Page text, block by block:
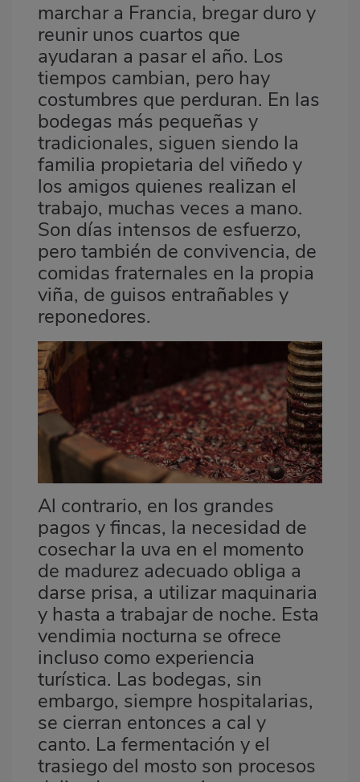
marchar a Francia, bregar duro y
reunir unos cuartos que
ayudaran a pasar el año. Los
tiempos cambian, pero hay
costumbres que perduran. En las
bodegas más pequeñas y
tradicionales, siguen siendo la
familia propietaria del viñedo y
los amigos quienes realizan el
trabajo, muchas veces a mano.
Son días intensos de esfuerzo,
pero también de convivencia, de
comidas fraternales en la propia
viña, de guisos entrañables y
reponedores.
Al contrario, en los grandes
pagos y fincas, la necesidad de
cosechar la uva en el momento
de madurez adecuado obliga a
darse prisa, a utilizar maquinaria
y hasta a trabajar de noche. Esta
vendimia nocturna se ofrece
incluso como experiencia
turística. Las bodegas, sin
embargo, siempre hospitalarias,
se cierran entonces a cal y
canto. La fermentación y el
trasiego del mosto son procesos